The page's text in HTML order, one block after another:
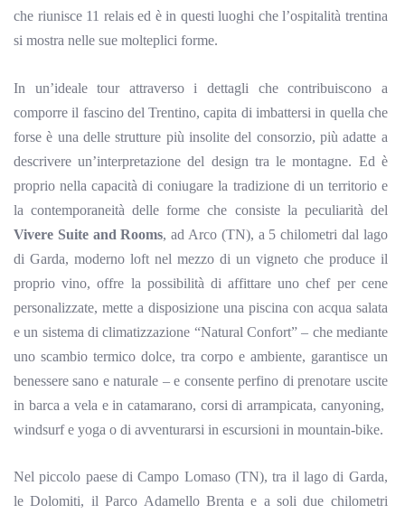
che riunisce 11 relais ed è in questi luoghi che l’ospitalità trentina
si mostra nelle sue molteplici forme.
In un’ideale tour attraverso i dettagli che contribuiscono a
comporre il fascino del Trentino, capita di imbattersi in quella che
forse è una delle strutture più insolite del consorzio, più adatte a
descrivere un’interpretazione del design tra le montagne. Ed è
proprionella capacità di coniugare la tradizione di un territorio e
la contemporaneità delle forme che consiste la peculiarità del
Vivere Suite and Rooms, ad Arco (TN), a 5 chilometri dal lago
di Garda, moderno loft nel mezzo di un vigneto che produce il
proprio vino, offre la possibilità di affittare uno chef per cene
personalizzate, mette a disposizione una piscina con acqua salata
e un sistema di climatizzazione “Natural Confort” – che mediante
uno scambio termico dolce, tra corpo e ambiente, garantisce un
benessere sano e naturale – e consente perfino di prenotare uscite
in barca a vela e in catamarano, corsi di arrampicata, canyoning,
windsurf e yoga o di avventurarsi in escursioni in mountain-bike.
Nel piccolo paese di Campo Lomaso(TN), tra il lago di Garda,
le Dolomiti, il Parco Adamello Brenta e a soli due chilometri